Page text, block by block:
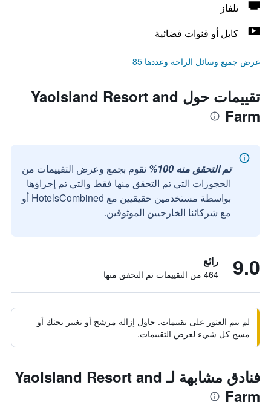
تلفاز
كابل أو قنوات فضائية
عرض جميع وسائل الراحة وعددها 85
تقييمات حول YaoIsland Resort and
Farm
تم التحقق منه 100%
نقوم بجمع وعرض التقييمات من
الحجوزات التي تم التحقق منها فقط والتي تم إجراؤها
بواسطة مستخدمين حقيقيين مع HotelsCombined أو
مع شركائنا الخارجيين الموثوقين.
9.0 رائع
464 من التقييمات تم التحقق منها
لم يتم العثور على تقييمات. حاول إزالة مرشح أو تغيير بحثك أو
مسح كل شيء لعرض التقييمات.
فنادق مشابهة لـ YaoIsland Resort and
Farm